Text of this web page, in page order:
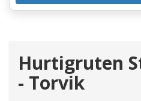
Hurtigruten
- Torvik